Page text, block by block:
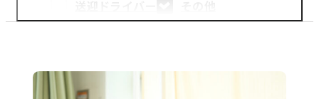
お知らせ